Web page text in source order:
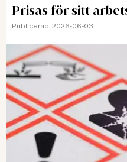
Prisas för sitt
Publicerad: 2026-06-03